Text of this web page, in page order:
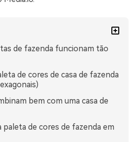
de fazenda funcionam tão
de cores de casa de fazenda
bem com uma casa de
paleta de cores de fazenda em